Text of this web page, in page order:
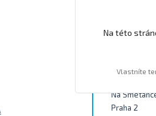
Na
Praha 2
Na této
Vlastníte